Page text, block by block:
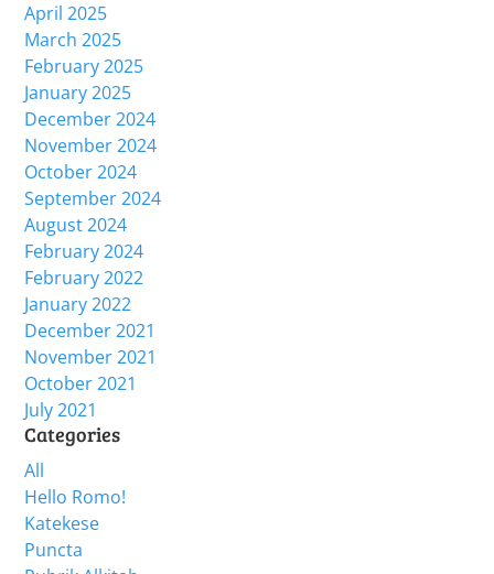
April 2025
March 2025
February 2025
January 2025
December 2024
November 2024
October 2024
September 2024
August 2024
February 2024
February 2022
January 2022
December 2021
November 2021
October 2021
July 2021
Categories
All
Hello Romo!
Katekese
Puncta